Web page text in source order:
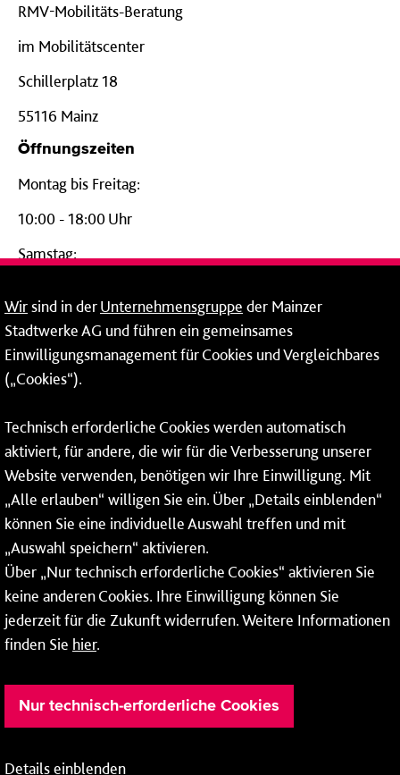
RMV-Mobilitäts-Beratung
im Mobilitätscenter
Schillerplatz 18
55116 Mainz
Öffnungszeiten
Montag bis Freitag:
10:00 - 18:00 Uhr
Samstag:
24-Stunden-Telefon*
06131 – 12 77 77
Fax: 06131 – 12 66 66
* Montags bis freitags bis 7 und ab 18 Uhr sowie an
Wochenenden und Feiertagen ganztags werden Ihre
Anrufe je nach Themenauswahl an ein Callcenter des
RMV oder von nextbike weitergeleitet. Dort erhalten Sie
ausschließlich Auskünfte zum Fahrplan bzw. zu
meinRad.
Wirsind in derUnternehmensgruppe der Mainzer
Stadtwerke AG und führen ein gemeinsames
Einwilligungsmanagement für Cookies und Vergleichbares
(„Cookies“).
Technisch erforderliche Cookies werden automatisch
aktiviert, für andere, die wir für die Verbesserung unserer
Website verwenden, benötigen wir Ihre Einwilligung. Mit
„Alle erlauben“ willigen Sie ein. Über „Details einblenden“
können Sie eine individuelle Auswahl treffen und mit
„Auswahl speichern“ aktivieren.
Über „Nur technisch erforderliche Cookies“ aktivieren Sie
keine anderen Cookies. Ihre Einwilligung können Sie
jederzeit für die Zukunft widerrufen. Weitere Informationen
finden Sie hier.
Nur technisch-erforderliche Cookies
Details einblenden